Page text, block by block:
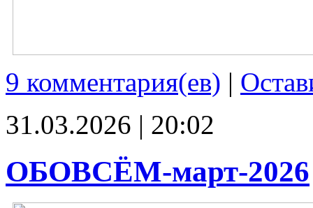
9 комментария(ев) |
31.03.2026 | 20:02
ОБОВСЁМ-март-2026